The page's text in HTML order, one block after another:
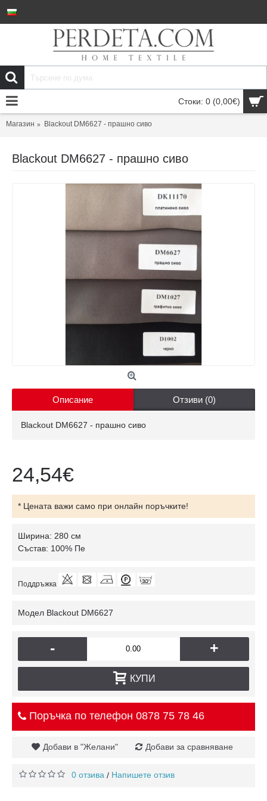
Стоки: 0 (0,00€)
Магазин Blackout DM6627 - прашно сиво
Blackout DM6627 - прашно сиво
Описание Отзиви (0)
Blackout DM6627 - прашно сиво
24,54€
* Цената важи само при онлайн поръчките!
Ширина: 280 см
Състав: 100% Пе
Поддръжка
Модел Blackout DM6627
- +
КУПИ
Поръчка по телефон 0878 75 78 46
Добави в "Желани" Добави за сравняване
0 отзива / Напишете отзив